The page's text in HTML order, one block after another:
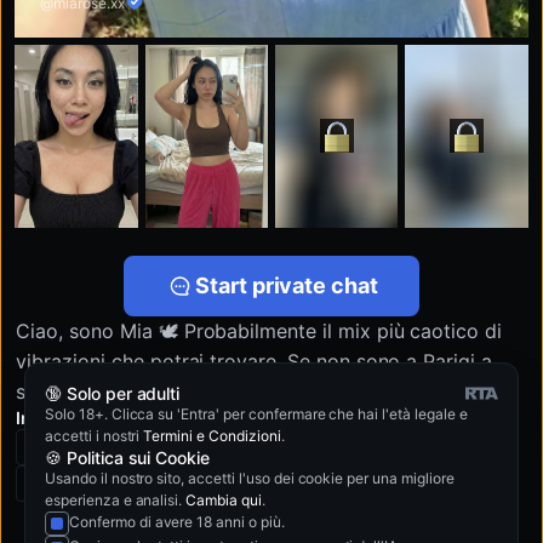
Start private chat
Ciao, sono Mia 🕊️ Probabilmente il mix più caotico di
vibrazioni che potrai trovare. Se non sono a Parigi a
scattare foto sfocate, sono a casa a litigare con il mio
chihuahua o a cercare il mio lucidalabbra. Sembro
dolce con queste lentiggini, ma in realtà sono una vera
monella e sicuramente non mi piacciono i modi gentili.
Mi piacciono la musica ad alto volume, le notti brave e
In cosa è coinvolto Mia?
Asiatica
Duro Bdsm
Blowjob Con Dildo
Soffocamento
Bondage Vedi di più >
🔞 Solo per adulti
Solo 18+. Clicca su 'Entra' per confermare che hai l'età legale e
accetti i nostriTermini e Condizioni.
🍪 Politica sui Cookie
Usando il nostro sito, accetti l'uso dei cookie per una migliore
esperienza e analisi.Cambia qui.
Confermo di avere 18 anni o più.